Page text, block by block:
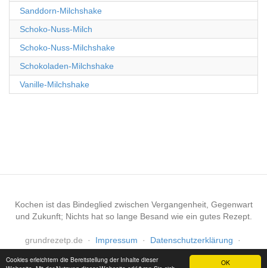
OK
Cookies erleichtern die Bereitstellung der Inhalte dieser
Sanddorn-Milchshake
Schoko-Nuss-Milch
Schoko-Nuss-Milchshake
Schokoladen-Milchshake
Vanille-Milchshake
Kochen ist das Bindeglied zwischen Vergangenheit, Gegenwart
und Zukunft; Nichts hat so lange Besand wie ein gutes Rezept.
grundrezetp.de · Impressum · Datenschutzerklärung
·
Haftungsausschluss